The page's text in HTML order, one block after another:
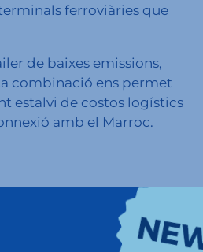
ferroviàries que
de baixes emissions,
combinació ens permet
estalvi de costos logístics
amb el Marroc.